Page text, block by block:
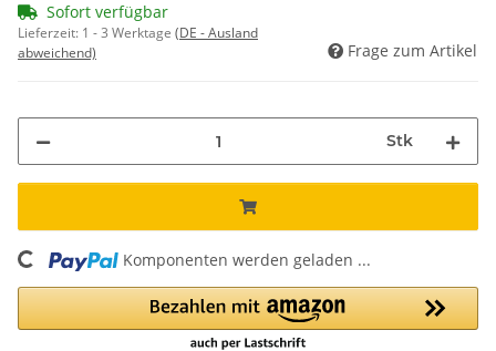
Sofort verfügbar
Lieferzeit: 1 - 3 Werktage (DE - Ausland
abweichend)
Frage zum Artikel
Stk
Loading... Komponenten werden geladen ...